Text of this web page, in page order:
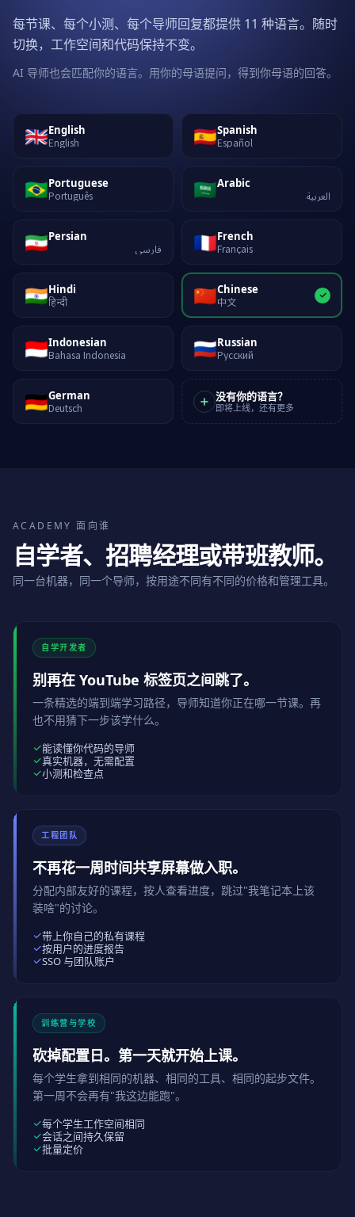
每节课、每个小测、每个导师回复都提供 11 种语言。随时
切换，工作空间和代码保持不变。
AI 导师也会匹配你的语言。用你的母语提问，得到你母语的回答。
🇬🇧English
English 🇪🇸Spanish
Español
🇧🇷Portuguese
Português 🇸🇦Arabic
العربية
🇮🇷Persian
فارسی 🇫🇷French
Français
🇮🇳Hindi
हिन्दी 🇨🇳Chinese
中文
🇮🇩Indonesian
Bahasa Indonesia 🇷🇺Russian
Русский
🇩🇪German
Deutsch
没有你的语言？
即将上线，还有更多
ACADEMY 面向谁
自学者、招聘经理或带班教师。
同一台机器，同一个导师，按用途不同有不同的价格和管理工具。
自学开发者
别再在 YouTube 标签页之间跳了。
一条精选的端到端学习路径，导师知道你正在哪一节课。再
也不用猜下一步该学什么。
能读懂你代码的导师
真实机器，无需配置
小测和检查点
工程团队
不再花一周时间共享屏幕做入职。
分配内部友好的课程，按人查看进度，跳过"我笔记本上该
装啥"的讨论。
带上你自己的私有课程
按用户的进度报告
SSO 与团队账户
训练营与学校
砍掉配置日。第一天就开始上课。
每个学生拿到相同的机器、相同的工具、相同的起步文件。
第一周不会再有"我这边能跑"。
每个学生工作空间相同
会话之间持久保留
批量定价